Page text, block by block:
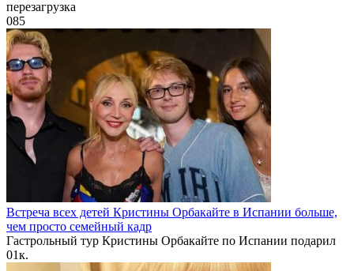
перезагрузка
085
Встреча всех детей Кристины Орбакайте в Испании больше,
чем просто семейный кадр
Гастрольный тур Кристины Орбакайте по Испании подарил
01к.